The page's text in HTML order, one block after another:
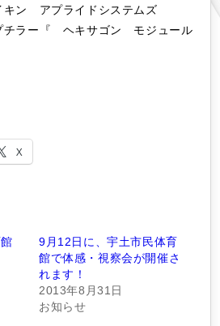
ン アプライドシステムズ
チラー『 ヘキサゴン モジュール
X
9月12日に、宇土市民体育
館で体感・視察会が開催さ
れます！
2013年8月31日
お知らせ